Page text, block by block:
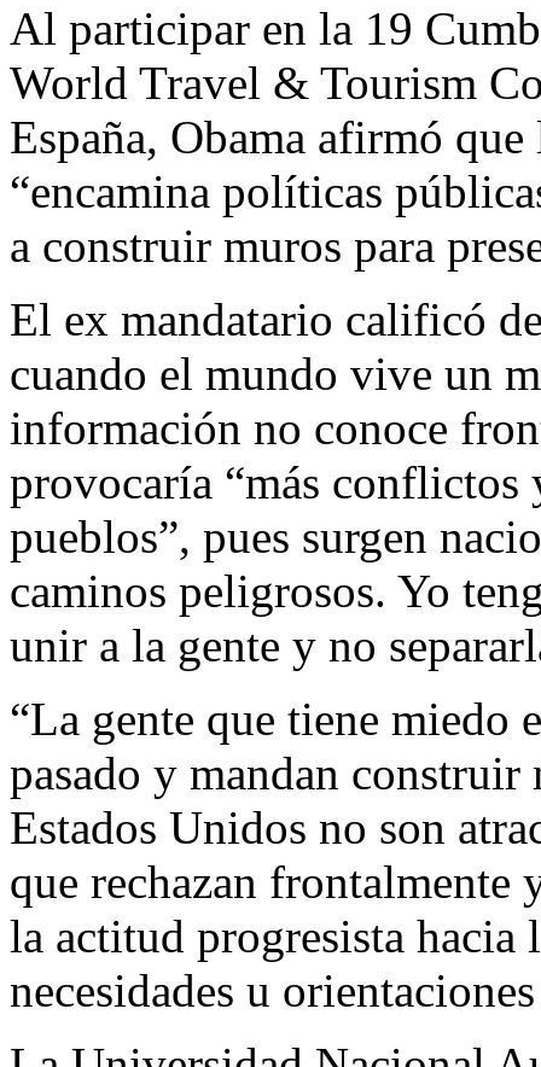
Al participar en la 19
World Travel & Tourism
España, Obama afirmó
“encamina políticas
a construir muros para
El ex mandatario calificó
cuando el mundo vive un
información no conoce
provocaría “más conflictos
pueblos”, pues surgen
caminos peligrosos. Yo
unir a la gente y no
“La gente que tiene miedo
pasado y mandan
Estados Unidos no son
que rechazan frontalmente
la actitud progresista hacia
necesidades u